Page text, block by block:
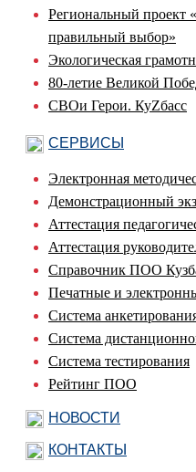
Региональный проект
правильный выбор»
Экологическая
80-летие Великой
СВОи Герои. КуZбасс
СЕРВИСЫ
Электронная
Демонстрационный
Аттестация
Аттестация
Справочник ПОО
Печатные и
Система
Система
Система тестирования
Рейтинг ПОО
НОВОСТИ
КОНТАКТЫ